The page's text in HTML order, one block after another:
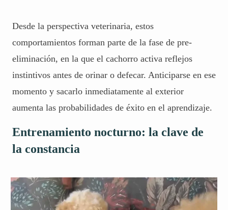
Desde la perspectiva veterinaria, estos
comportamientos forman parte de la fase de pre-
eliminación, en la que el cachorro activa reflejos
instintivos antes de orinar o defecar. Anticiparse en ese
momento y sacarlo inmediatamente al exterior
aumenta las probabilidades de éxito en el aprendizaje.
Entrenamiento nocturno: la clave de
la constancia